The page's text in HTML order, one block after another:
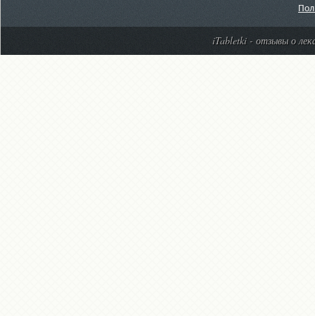
iTabletki - отзывы о